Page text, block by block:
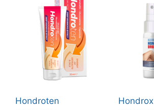
Hondroten Hondrox